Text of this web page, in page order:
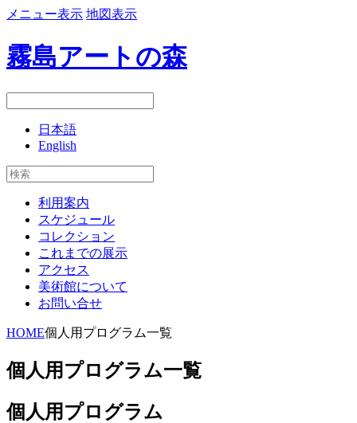
メニュー表示 地図表示
霧島アートの森
日本語
English
利用案内
スケジュール
コレクション
これまでの展示
アクセス
美術館について
お問い合せ
HOME個人用プログラム一覧
個人用プログラム一覧
個人用プログラム